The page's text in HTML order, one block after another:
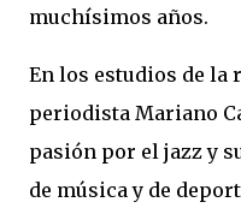
muchísimos años.
En los estudios de la
periodista Mariano
pasión por el jazz y
de música y de